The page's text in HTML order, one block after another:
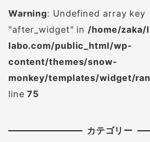
Warning: Undefined array key
"after_widget" in /home/
labo.com/public_html/wp-
content/themes/snow-
monkey/templates/widget/
line75
カテゴリー